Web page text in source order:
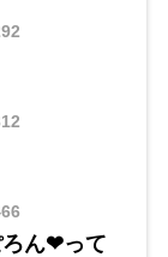
ん❤って